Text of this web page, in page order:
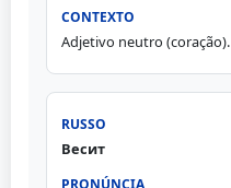
Adjetivo neutro (coração).
Весит